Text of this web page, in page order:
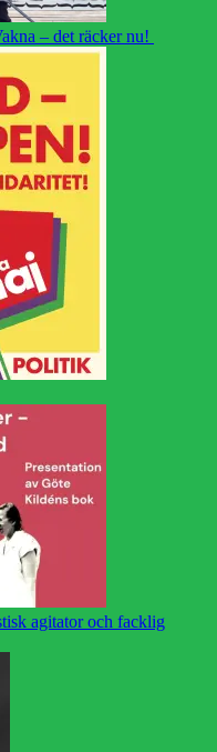
– det räcker nu!
agitator och facklig